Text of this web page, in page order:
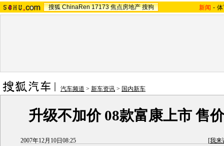
搜狐 ChinaRen 17173 焦点房地产 搜狗 新闻 -
汽车频道 > 新车资讯 > 国内新车
升级不加价 08款富康上市 售
2007年12月10日08:25 [我来